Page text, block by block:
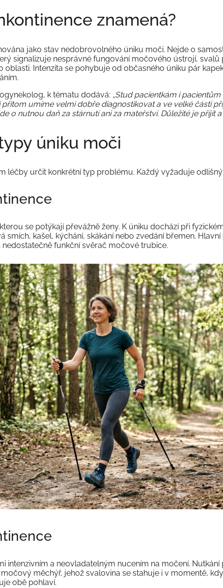
znamená?
jako stav nedobrovolného úniku moči. Nejde o
signalizuje nesprávné fungování močového ústrojí, svalů
oblasti. Intenzita se pohybuje od občasného úniku pár
k tématu dodává: „Stud pacientkám i
umíme velmi dobře diagnostikovat a ve velké části
o nutnou daň za stárnutí ani za mateřství. Důležité je přijít
úniku moči
léčby určit konkrétní typ problému. Každý vyžaduje
se potýkají převážně ženy. K úniku dochází při
smích, kašel, kýchání, skákání nebo zvedání břemen.
funkční svěrač močové trubice.
intenzivním a neovladatelným nucením na močení. Nutkání
měchýř, jehož svalovina se stahuje i v momentě,
obě pohlaví.